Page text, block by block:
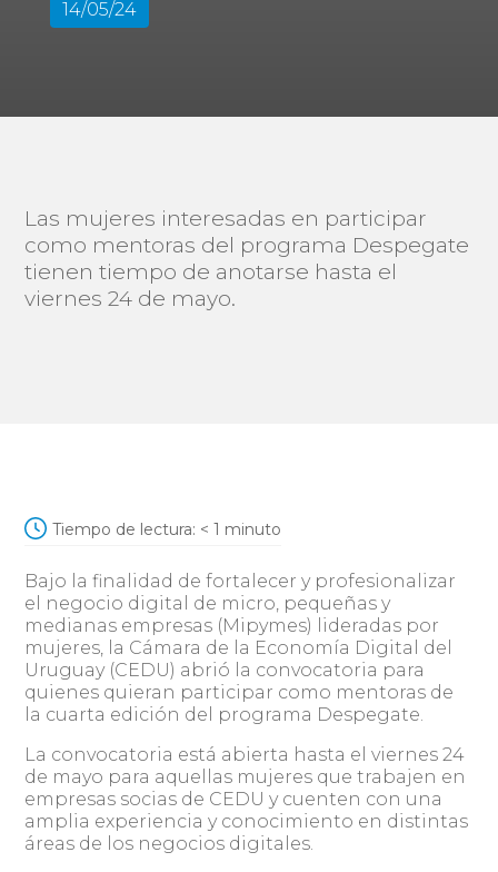
14/05/24
Las mujeres interesadas en participar
como mentoras del programa Despegate
tienen tiempo de anotarse hasta el
viernes 24 de mayo.
Tiempo de lectura: < 1 minuto
Bajo la finalidad de fortalecer y profesionalizar
el negocio digital de micro, pequeñas y
medianas empresas (Mipymes) lideradas por
mujeres, la Cámara de la Economía Digital del
Uruguay (CEDU) abrió la convocatoria para
quienes quieran participar como mentoras de
la cuarta edición del programa Despegate.
La convocatoria está abierta hasta el viernes 24
de mayo para aquellas mujeres que trabajen en
empresas socias de CEDU y cuenten con una
amplia experiencia y conocimiento en distintas
áreas de los negocios digitales.